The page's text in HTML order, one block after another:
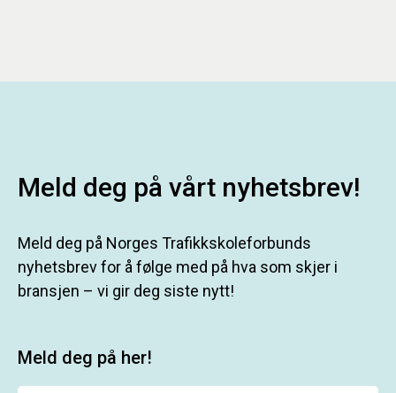
Meld deg på vårt nyhetsbrev!
Meld deg på Norges Trafikkskoleforbunds
nyhetsbrev for å følge med på hva som skjer i
bransjen – vi gir deg siste nytt!
Meld deg på her!